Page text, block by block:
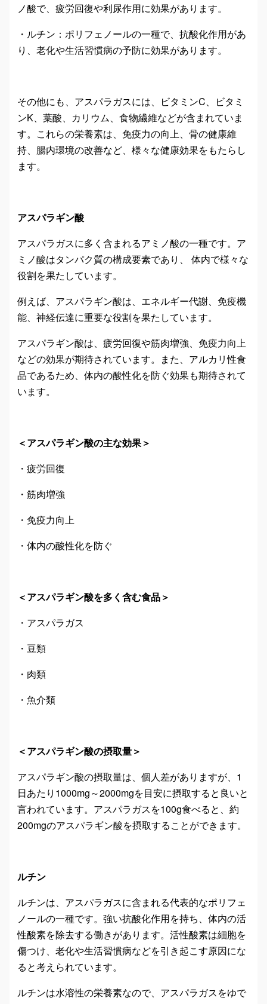
ノ酸で、疲労回復や利尿作用に効果があります。
・ルチン：ポリフェノールの一種で、抗酸化作用があ
り、老化や生活習慣病の予防に効果があります。
その他にも、アスパラガスには、ビタミンC、ビタミ
ンK、葉酸、カリウム、食物繊維などが含まれていま
す。これらの栄養素は、免疫力の向上、骨の健康維
持、腸内環境の改善など、様々な健康効果をもたらし
ます。
アスパラギン酸
アスパラガスに多く含まれるアミノ酸の一種です。ア
ミノ酸はタンパク質の構成要素であり、 体内で様々な
役割を果たしています。
例えば、アスパラギン酸は、エネルギー代謝、免疫機
能、神経伝達に重要な役割を果たしています。
アスパラギン酸は、疲労回復や筋肉増強、免疫力向上
などの効果が期待されています。また、アルカリ性食
品であるため、体内の酸性化を防ぐ効果も期待されて
います。
＜アスパラギン酸の主な効果＞
・疲労回復
・筋肉増強
・免疫力向上
・体内の酸性化を防ぐ
＜アスパラギン酸を多く含む食品＞
・アスパラガス
・豆類
・肉類
・魚介類
＜アスパラギン酸の摂取量＞
アスパラギン酸の摂取量は、個人差がありますが、1
日あたり1000mg～2000mgを目安に摂取すると良いと
言われています。アスパラガスを100g食べると、約
200mgのアスパラギン酸を摂取することができます。
ルチン
ルチンは、アスパラガスに含まれる代表的なポリフェ
ノールの一種です。強い抗酸化作用を持ち、体内の活
性酸素を除去する働きがあります。活性酸素は細胞を
傷つけ、老化や生活習慣病などを引き起こす原因にな
ると考えられています。
ルチンは水溶性の栄養素なので、アスパラガスをゆで